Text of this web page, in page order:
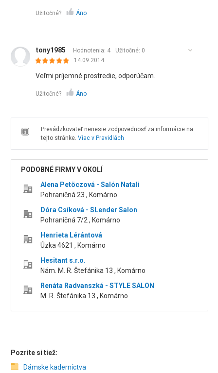
Užitočné? Áno
tony1985 Hodnotenia: 4 Užitočné: 0
14.09.2014
Veľmi príjemné prostredie, odporúčam.
Užitočné? Áno
Prevádzkovateľ nenesie zodpovednosť za informácie na
tejto stránke. Viac v Pravidlách
PODOBNÉ FIRMY V OKOLÍ
Alena Petöczová - Salón Natali
Pohraničná 23 , Komárno
Dóra Csíková - SLender Salon
Pohraničná 7/2 , Komárno
Henrieta Lérántová
Úzka 4621 , Komárno
Hesitant s.r.o.
Nám. M. R. Štefánika 13 , Komárno
Renáta Radvanszká - STYLE SALON
M. R. Štefánika 13 , Komárno
Pozrite si tiež:
Dámske kaderníctva